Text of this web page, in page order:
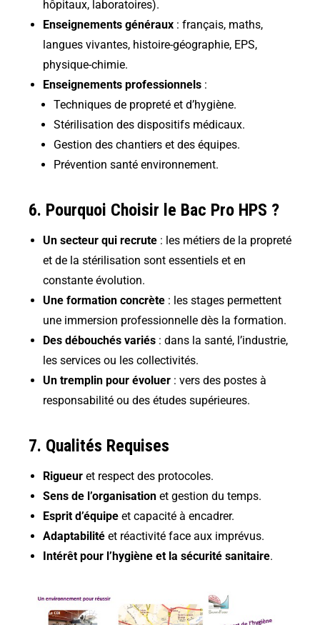
hôpitaux, laboratoires).
Enseignements généraux : français, maths,
langues vivantes, histoire-géographie, EPS,
physique-chimie.
Enseignements professionnels :
Techniques de propreté et d’hygiène.
Stérilisation des dispositifs médicaux.
Gestion des chantiers et des équipes.
Prévention santé environnement.
6. Pourquoi Choisir le Bac Pro HPS ?
Un secteur qui recrute : les métiers de la propreté
et de la stérilisation sont essentiels et en
constante évolution.
Une formation concrète : les stages permettent
une immersion professionnelle dès la formation.
Des débouchés variés : dans la santé, l’industrie,
les services ou les collectivités.
Un tremplin pour évoluer : vers des postes à
responsabilité ou des études supérieures.
7. Qualités Requises
Rigueur et respect des protocoles.
Sens de l’organisation et gestion du temps.
Esprit d’équipe et capacité à encadrer.
Adaptabilité et réactivité face aux imprévus.
Intérêt pour l’hygiène et la sécurité sanitaire.